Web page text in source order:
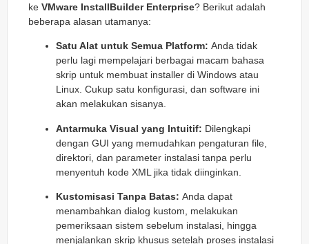
ke VMware InstallBuilder Enterprise? Berikut adalah
beberapa alasan utamanya:
Satu Alat untuk Semua Platform: Anda tidak
perlu lagi mempelajari berbagai macam bahasa
skrip untuk membuat installer di Windows atau
Linux. Cukup satu konfigurasi, dan software ini
akan melakukan sisanya.
Antarmuka Visual yang Intuitif: Dilengkapi
dengan GUI yang memudahkan pengaturan file,
direktori, dan parameter instalasi tanpa perlu
menyentuh kode XML jika tidak diinginkan.
Kustomisasi Tanpa Batas: Anda dapat
menambahkan dialog kustom, melakukan
pemeriksaan sistem sebelum instalasi, hingga
menjalankan skrip khusus setelah proses instalasi